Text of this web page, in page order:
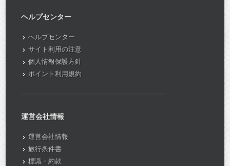
ヘルプセンター
ヘルプセンター
サイト利用の注意
個人情報保護方針
ポイント利用規約
運営会社情報
運営会社情報
旅行条件書
標識・約款